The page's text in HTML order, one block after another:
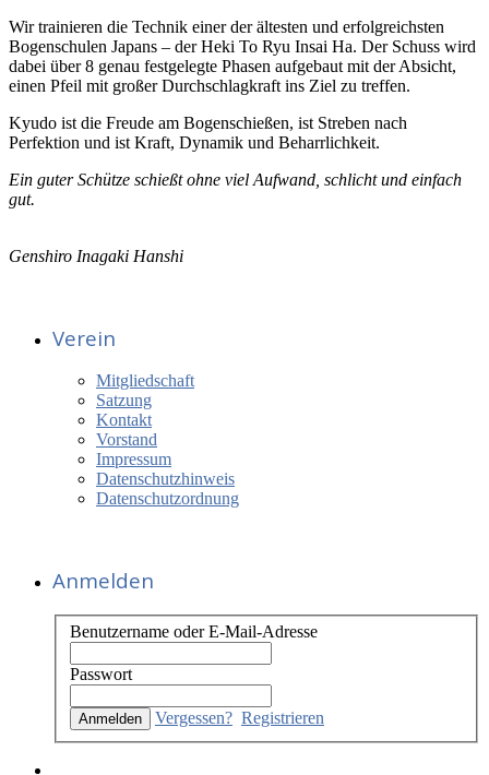
Wir trainieren die Technik einer der ältesten und erfolgreichsten
Bogenschulen Japans – der Heki To Ryu Insai Ha. Der Schuss wird
dabei über 8 genau festgelegte Phasen aufgebaut mit der Absicht,
einen Pfeil mit großer Durchschlagkraft ins Ziel zu treffen.
Kyudo ist die Freude am Bogenschießen, ist Streben nach
Perfektion und ist Kraft, Dynamik und Beharrlichkeit.
Ein guter Schütze schießt ohne viel Aufwand, schlicht und einfach
gut.
Genshiro Inagaki Hanshi
Verein
Mitgliedschaft
Satzung
Kontakt
Vorstand
Impressum
Datenschutzhinweis
Datenschutzordnung
Anmelden
Benutzername oder E-Mail-Adresse
Passwort
Vergessen? Registrieren